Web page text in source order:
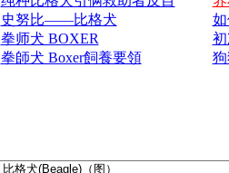
史努比——比格犬
拳师犬 BOXER
拳師犬 Boxer飼養要領